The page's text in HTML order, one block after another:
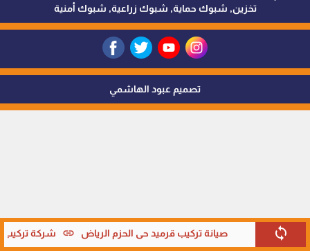
sync صيانة تركيب قرميد حي الحزم الرياض link شركة تركيب
تخزين, شبوك حماية, شبوك زراعية, شبوك أمنية
تصميم عبود الهاشمي